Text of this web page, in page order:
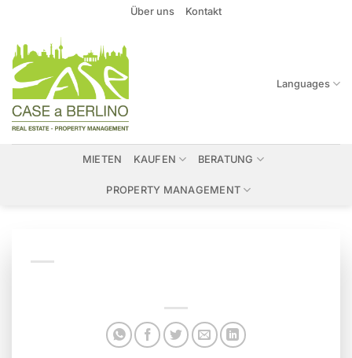
springen
Über uns Kontakt
Languages
MIETEN KAUFEN BERATUNG
PROPERTY MANAGEMENT